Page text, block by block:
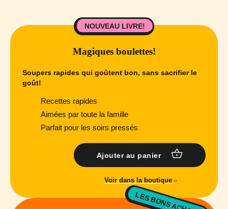
NOUVEAU LIVRE!
Magiques boulettes!
Soupers rapides qui goûtent bon, sans sacrifier le
goût!
Recettes rapides
Aimées par toute la famille
Parfait pour les soirs pressés
Ajouter au panier
Voir dans la boutique